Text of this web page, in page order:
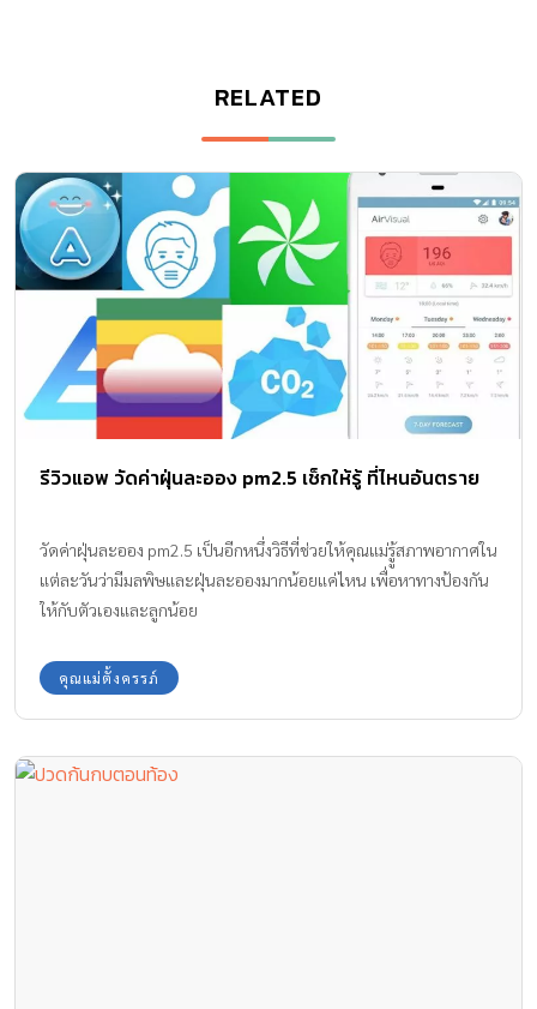
RELATED
รีวิวแอพ วัดค่าฝุ่นละออง pm2.5 เช็กให้รู้ ที่ไหนอันตราย
วัดค่าฝุ่นละออง pm2.5 เป็นอีกหนึ่งวิธีที่ช่วยให้คุณแม่รูู้สภาพอากาศใน
แต่ละวันว่ามีมลพิษและฝุ่นละอองมากน้อยแค่ไหน เพื่อหาทางป้องกัน
ให้กับตัวเองและลูกน้อย
คุณแม่ตั้งครรภ์